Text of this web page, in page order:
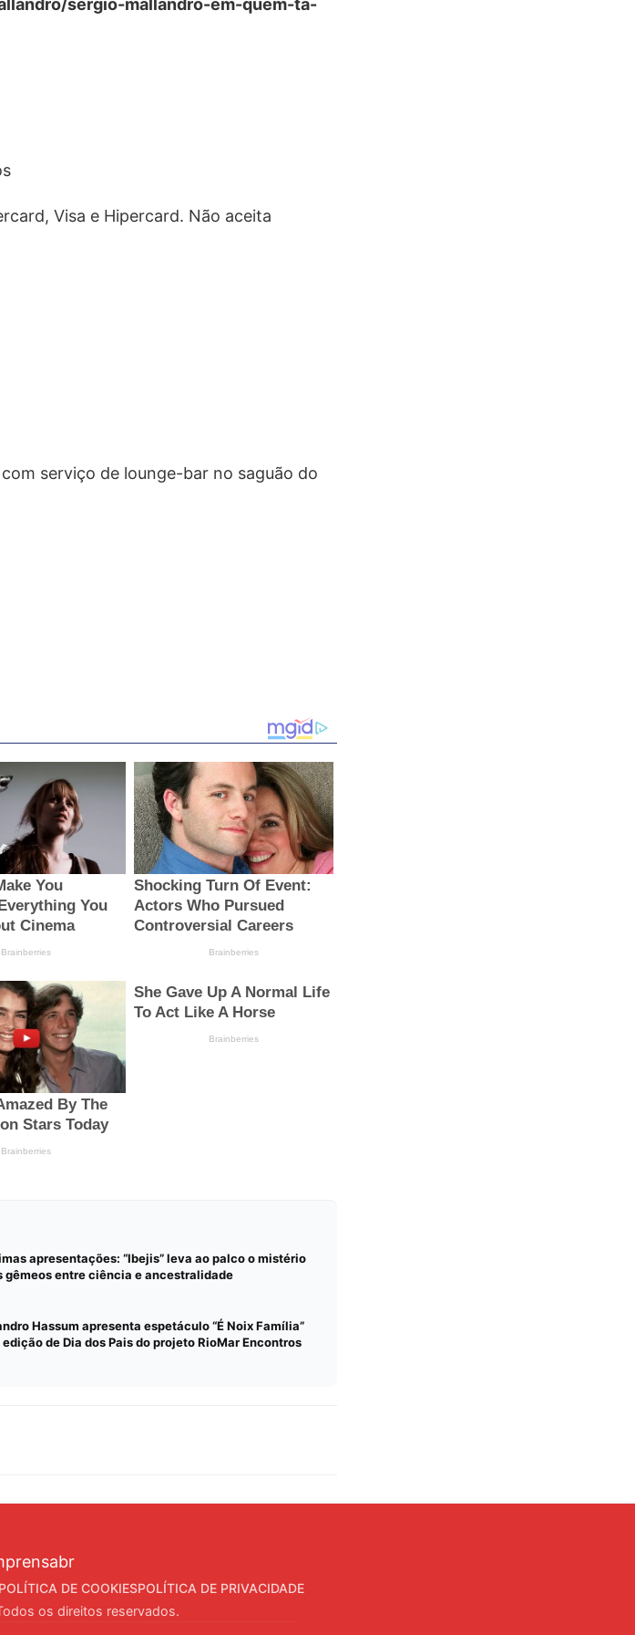
sergio-mallandro-em-quem-ta-
Visa e Hipercard. Não aceita
serviço de lounge-bar no saguão do
apresentações: “Ibejis” leva ao palco o mistério
gêmeos entre ciência e ancestralidade
Hassum apresenta espetáculo “É Noix Família”
edição de Dia dos Pais do projeto RioMar Encontros
POLÍTICA DE COOKIESPOLÍTICA DE PRIVACIDADE
os direitos reservados.